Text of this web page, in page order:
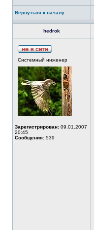
Вернуться к началу
hedrok
Системный инженер
Зарегистрирован: 09.01.2007
20:45
Сообщения: 539